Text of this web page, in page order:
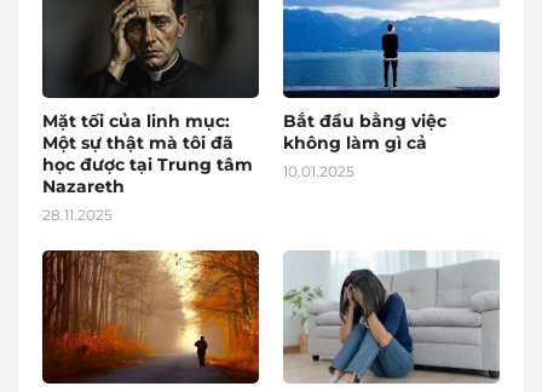
Mặt tối của linh mục:
Một sự thật mà tôi đã
học được tại Trung tâm
Nazareth
28.11.2025
Bắt đầu bằng việc
không làm gì cả
10.01.2025